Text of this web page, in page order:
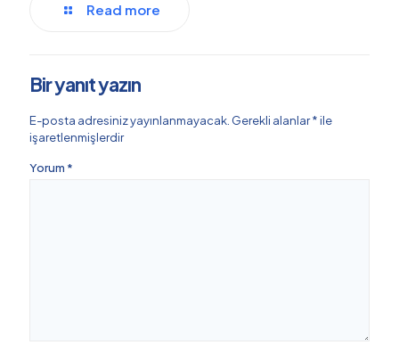
Read more
Bir yanıt yazın
E-posta adresiniz yayınlanmayacak. Gerekli alanlar*ile
işaretlenmişlerdir
Yorum *